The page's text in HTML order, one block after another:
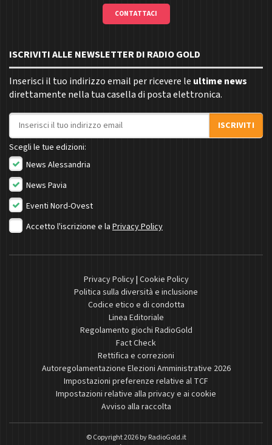
CONTATTACI
ISCRIVITI ALLE NEWSLETTER DI RADIO GOLD
Inserisci il tuo indirizzo email per ricevere le ultime news
direttamente nella tua casella di posta elettronica.
Indirizzo email
ISCRIVITI
Scegli le tue edizioni:
News Alessandria
News Pavia
Eventi Nord-Ovest
Accetto l'iscrizione e la Privacy Policy
Privacy Policy| Cookie Policy
Politica sulla diversità e inclusione
Codice etico e di condotta
Linea Editoriale
Regolamento giochi RadioGold
Fact Check
Rettifica e correzioni
Autoregolamentazione Elezioni Amministrative 2026
Impostazioni preferenze relative al TCF
Impostazioni relative alla privacy e ai cookie
Avviso alla raccolta
© Copyright 2026 byRadioGold.it